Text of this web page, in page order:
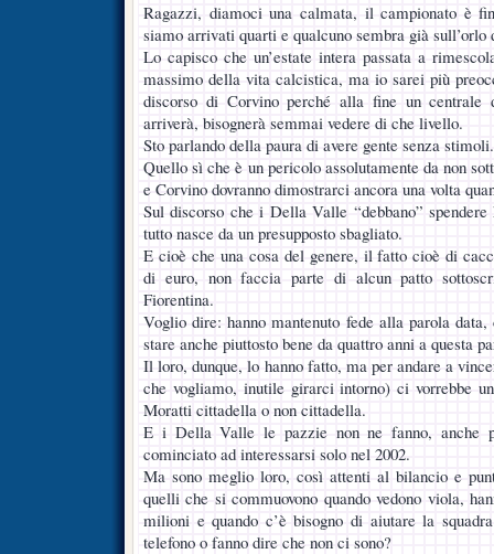
Ragazzi, diamoci una calmata, il campionato è
siamo arrivati quarti e qualcuno sembra già
Lo capisco che un’estate intera passata a
massimo della vita calcistica, ma io sarei più
discorso di Corvino perché alla fine un centrale
arriverà, bisognerà semmai vedere di che livello.
Sto parlando della paura di avere gente senza stimoli.
Quello sì che è un pericolo assolutamente da non
e Corvino dovranno dimostrarci ancora una volta
Sul discorso che i Della Valle “debbano”
tutto nasce da un presupposto sbagliato.
E cioè che una cosa del genere, il fatto cioè di
di euro, non faccia parte di alcun patto
Fiorentina.
Voglio dire: hanno mantenuto fede alla parola
stare anche piuttosto bene da quattro anni a questa
Il loro, dunque, lo hanno fatto, ma per andare a
che vogliamo, inutile girarci intorno) ci vorrebbe
Moratti cittadella o non cittadella.
E i Della Valle le pazzie non ne fanno, anche
cominciato ad interessarsi solo nel 2002.
Ma sono meglio loro, così attenti al bilancio e
quelli che si commuovono quando vedono viola,
milioni e quando c’è bisogno di aiutare la
telefono o fanno dire che non ci sono?